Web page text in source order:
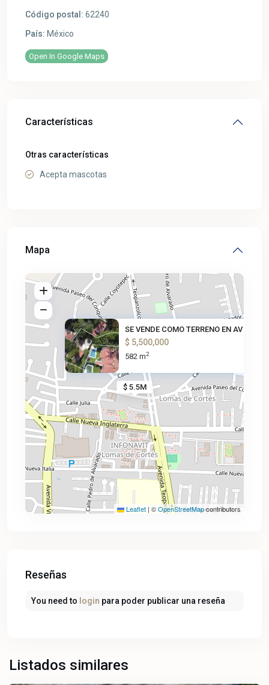
Código postal: 62240
País: México
Open In Google Maps
Características
Otras características
Acepta mascotas
Mapa
$ 5.5M
SE VENDE COMO TERRENO EN AV PA
$ 5,500,000
582 m2
Leaflet | ©OpenStreetMapcontributors
Reseñas
You need to login para poder publicar una reseña
Listados similares
Cortes
Cuernavaca